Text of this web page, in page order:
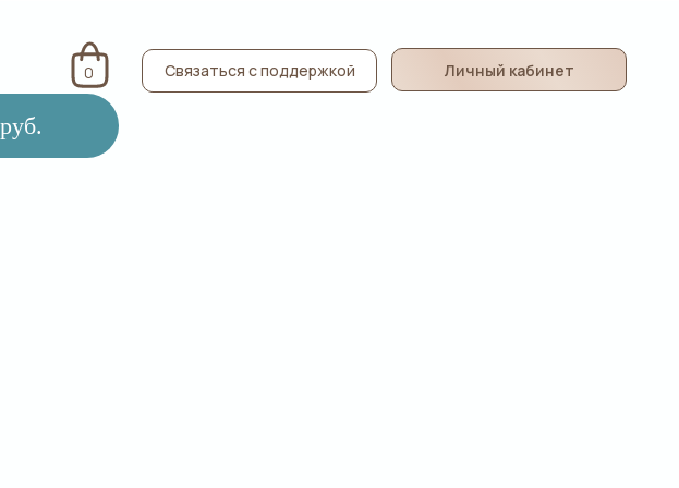
Связаться с поддержкой
0 Личный кабинет